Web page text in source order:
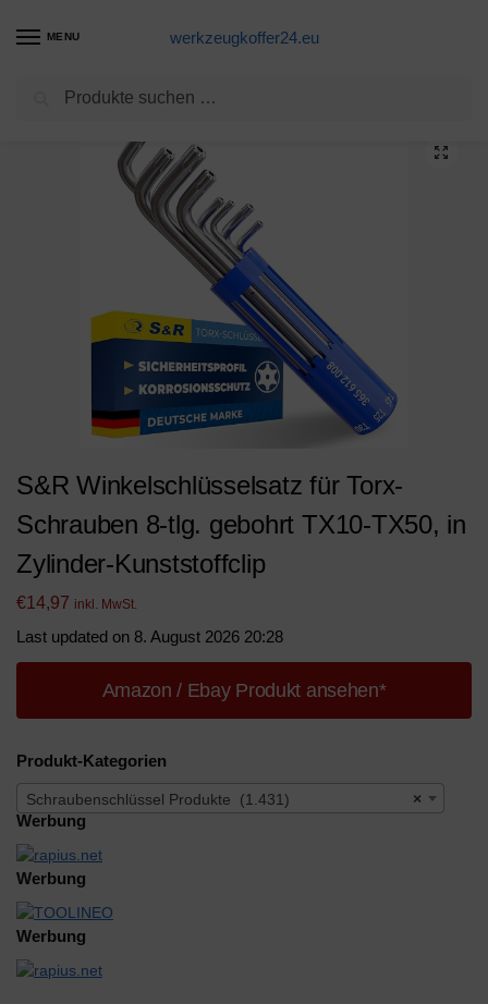
MENU werkzeugkoffer24.eu
Schraubenschlüssel Produkte
S&R Winkelschlüsselsatz für Torx-
Schrauben 8-tlg. gebohrt TX10-TX50, in
Zylinder-Kunststoffclip
€14,97 inkl. MwSt.
Last updated on 8. August 2026 20:28
Amazon / Ebay Produkt ansehen*
Produkt-Kategorien
×
Schraubenschlüssel Produkte (1.431)
Werbung
Werbung
Werbung